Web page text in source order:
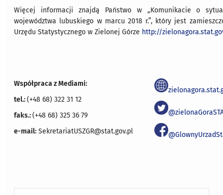
Więcej informacji znajdą Państwo w „Komunikacie o
województwa lubuskiego w marcu 2018 r.”, który jest
Urzędu Statystycznego w Zielonej Górze http://
Współpraca z Mediami:
tel.:(+48 68) 322 31 12
faks.:(+48 68) 325 36 79
e-mail: SekretariatUSZGR@stat.gov.pl